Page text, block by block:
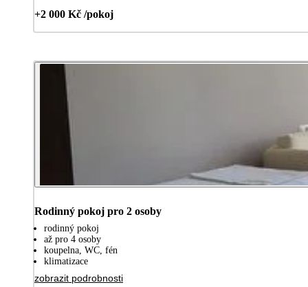
+2 000 Kč /pokoj
Rodinný pokoj pro 2 osoby
rodinný pokoj
až pro 4 osoby
koupelna, WC, fén
klimatizace
zobrazit podrobnosti